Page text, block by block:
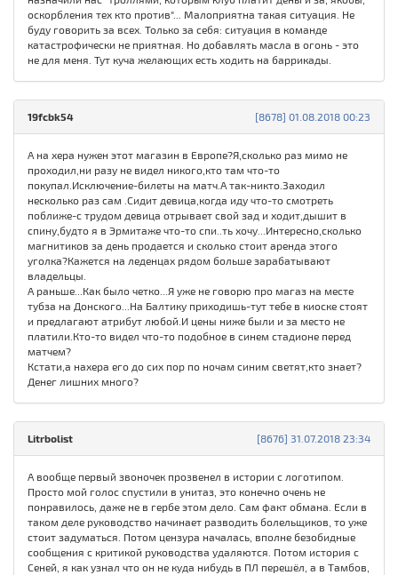
оскорбления тех кто против"... Малоприятна такая ситуация. Не
буду говорить за всех. Только за себя: ситуация в команде
катастрофически не приятная. Но добавлять масла в огонь - это
не для меня. Тут куча желающих есть ходить на баррикады.
[8678] 01.08.2018 00:23
19fcbk54
А на хера нужен этот магазин в Европе?Я,сколько раз мимо не
проходил,ни разу не видел никого,кто там что-то
покупал.Исключение-билеты на матч.А так-никто.Заходил
несколько раз сам .Сидит девица,когда иду что-то смотреть
поближе-с трудом девица отрывает свой зад и ходит,дышит в
спину,будто я в Эрмитаже что-то спи..ть хочу...Интересно,сколько
магнитиков за день продается и сколько стоит аренда этого
уголка?Кажется на леденцах рядом больше зарабатывают
владельцы.
А раньше...Как было четко...Я уже не говорю про магаз на месте
тубза на Донского...На Балтику приходишь-тут тебе в киоске стоят
и предлагают атрибут любой.И цены ниже были и за место не
платили.Кто-то видел что-то подобное в синем стадионе перед
матчем?
Кстати,а нахера его до сих пор по ночам синим светят,кто знает?
Денег лишних много?
[8676] 31.07.2018 23:34
Litrbolist
А вообще первый звоночек прозвенел в истории с логотипом.
Просто мой голос спустили в унитаз, это конечно очень не
понравилось, даже не в гербе этом дело. Сам факт обмана. Если в
таком деле руководство начинает разводить болельщиков, то уже
стоит задуматься. Потом цензура началась, вполне безобидные
сообщения с критикой руководства удаляются. Потом история с
Сеней, я как узнал что он не куда нибудь в ПЛ перешёл, а в Тамбов,